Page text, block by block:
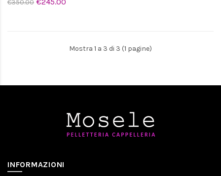
€350.00
Mostra 1 a 3 di 3 (1 pagine)
INFORMAZIONI